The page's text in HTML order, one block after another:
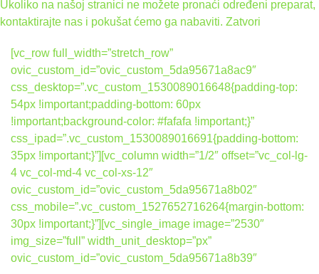
Ukoliko na našoj stranici ne možete pronaći određeni preparat,
kontaktirajte nas i pokušat ćemo ga nabaviti. Zatvori
[vc_row full_width=”stretch_row”
ovic_custom_id=”ovic_custom_5da95671a8ac9″
css_desktop=”.vc_custom_1530089016648{padding-top:
54px !important;padding-bottom: 60px
!important;background-color: #fafafa !important;}”
css_ipad=”.vc_custom_1530089016691{padding-bottom:
35px !important;}”][vc_column width=”1/2″ offset=”vc_col-lg-
4 vc_col-md-4 vc_col-xs-12″
ovic_custom_id=”ovic_custom_5da95671a8b02″
css_mobile=”.vc_custom_1527652716264{margin-bottom:
30px !important;}”][vc_single_image image=”2530″
img_size=”full” width_unit_desktop=”px”
ovic_custom_id=”ovic_custom_5da95671a8b39″